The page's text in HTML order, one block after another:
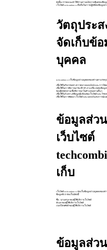
ดังนั้น เราขอแนะนำให้ท่านอ่านนโยบายคุ้มครองข้อ
เว็บไซต์ techcombine.co ยึดถือในการปฏิบัติต่อข้อมูล
วัตถุประ
จัดเก็บข้
บุคคล
techcombine.co เก็บข้อมูลส่วนบุคคลของท่านตามวัต
เพื่อใช้ในกิจกรรมทางการตลาดออนไลน์ และ การโฆ
เพื่อใช้ในการ พิจารณารับเข้าทำงาน หรือ ส่งต่อข้อ
ของผู้สมัครงานเพื่อพิจารณาในตำแหน่งงานอื่น ๆ
เพื่อใช้ในวิเคราะห์ข้อมูลผู้เยี่ยมชมเว็บไซต์ และ วิจัย
เพื่อใช้ในการพัฒนาเว็บไซต์ และ มอบประสบการณ์เ
ข้อมูลส่ว
เว็บไซต์
เก็บ
เว็บไซต์ techcombine.co จัดเก็บข้อมูลส่วนบุคคลของ
ข้อมูลที่เราจัดเก็บมีดังนี้
ชื่อ - นามสกุล ของผู้ใช้บริการเว็บไซต์
อีเมล ของผู้ใช้บริการเว็บไซต์
เบอร์โทรศัพท์ ของผู้ใช้บริการเว็บไซต์
ข้อมูลส่ว